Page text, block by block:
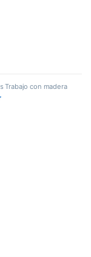
Trabajo con madera